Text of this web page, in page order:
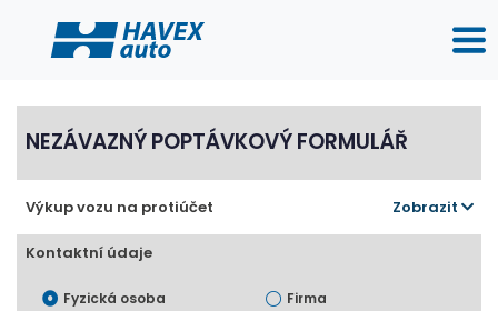
NEZÁVAZNÝ POPTÁVKOVÝ FORMULÁŘ
Výkup vozu na protiúčet Zobrazit
Kontaktní údaje
Fyzická osoba Firma